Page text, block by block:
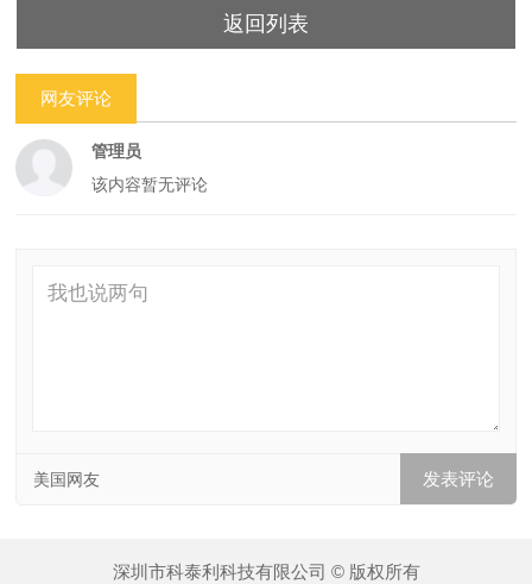
返回列表
网友评论
管理员
该内容暂无评论
美国网友
深圳市科泰利科技有限公司 © 版权所有